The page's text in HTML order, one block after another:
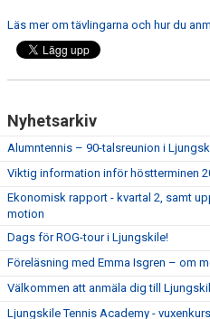
Läs mer om tävlingarna och hur du
Nyhetsarkiv
Alumntennis – 90-talsreunion i
Viktig information inför höstterminen
Ekonomisk rapport - kvartal 2, samt
motion
Dags för ROG-tour i Ljungskile!
Föreläsning med Emma Isgren – om
Välkommen att anmäla dig till
Ljungskile Tennis Academy -